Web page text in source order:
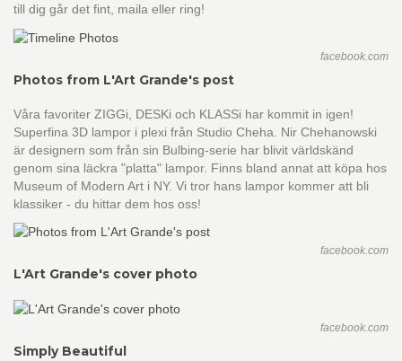
till dig går det fint, maila eller ring!
facebook.com
Photos from L'Art Grande's post
Våra favoriter ZIGGi, DESKi och KLASSi har kommit in igen!
Superfina 3D lampor i plexi från Studio Cheha. Nir Chehanowski
är designern som från sin Bulbing-serie har blivit världskänd
genom sina läckra "platta" lampor. Finns bland annat att köpa hos
Museum of Modern Art i NY. Vi tror hans lampor kommer att bli
klassiker - du hittar dem hos oss!
facebook.com
L'Art Grande's cover photo
facebook.com
Simply Beautiful